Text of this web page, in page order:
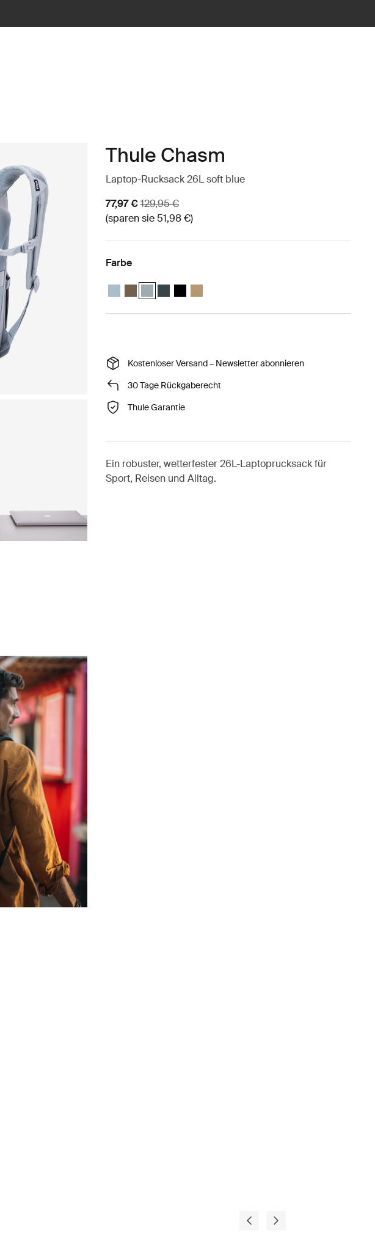
Thule Chasm
Laptop-Rucksack 26L soft blue
Aktionspreis
77,97 €Originalpreis
129,95 €
(sparen sie 51,98 €)
Farbe
Thule Chasm backpack 26L Teichgrau
Thule Chasm backpack 26L Dunkles Kaki
Thule Chasm backpack 26L Sanftes Blau (selected)
Thule Chasm backpack 26L Dunkelstes Blau
Thule Chasm backpack 26L Schwarz
Thule Chasm backpack 26L Sanftes Beige
Kostenloser Versand – Newsletter abonnieren
30 Tage Rückgaberecht
Thule Garantie
Ein robuster, wetterfester 26L-Laptoprucksack für
Sport, Reisen und Alltag.